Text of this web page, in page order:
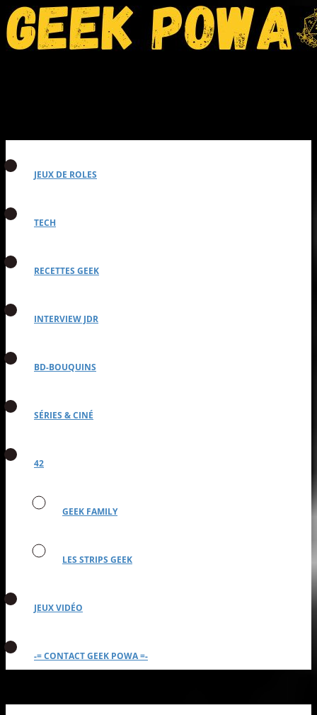
JEUX DE ROLES
TECH
RECETTES GEEK
INTERVIEW JDR
BD-BOUQUINS
SÉRIES & CINÉ
42
GEEK FAMILY
LES STRIPS GEEK
JEUX VIDÉO
-= CONTACT GEEK POWA =-